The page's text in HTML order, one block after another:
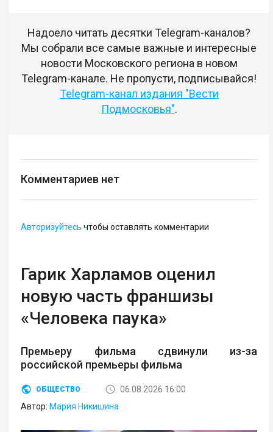
Надоело читать десятки Telegram-каналов?
Мы собрали все самые важные и интересные
новости Московского региона в новом
Telegram-канале. Не пропусти, подписывайся!
Telegram-канал издания "Вести
Подмосковья".
Комментариев нет
Авторизуйтесь чтобы оставлять комментарии
Гарик Харламов оценил
новую часть франшизы
«Человека паука»
Премьеру фильма сдвинули из-за
российской премьеры фильма
ОБЩЕСТВО
06.08.2026 16:00
Автор: Мария Никишина